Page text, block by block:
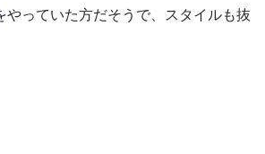
やっていた方だそうで、スタイルも抜